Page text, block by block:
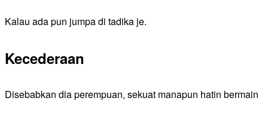
Kalau ada pun jumpa di tadika je.
Kecederaan
Disebabkan dia perempuan, sekuat manapun hatin bermain